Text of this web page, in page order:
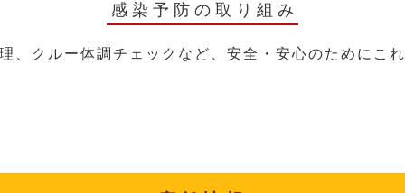
感染予防の取り組み
、クルー体調チェックなど、安全・安心のためにこ